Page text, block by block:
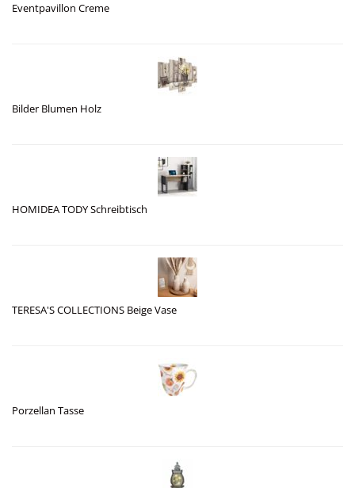
Eventpavillon Creme
Bilder Blumen Holz
HOMIDEA TODY Schreibtisch
TERESA'S COLLECTIONS Beige Vase
Porzellan Tasse